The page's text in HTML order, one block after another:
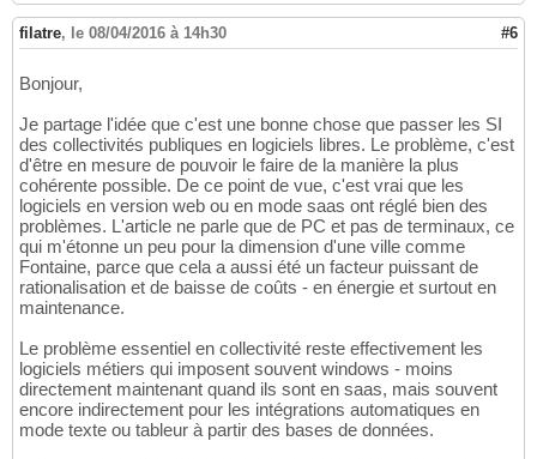
filatre, le 08/04/2016 à 14h30 #6
Bonjour,
Je partage l'idée que c'est une bonne chose que passer les SI
des collectivités publiques en logiciels libres. Le problème, c'est
d'être en mesure de pouvoir le faire de la manière la plus
cohérente possible. De ce point de vue, c'est vrai que les
logiciels en version web ou en mode saas ont réglé bien des
problèmes. L'article ne parle que de PC et pas de terminaux, ce
qui m'étonne un peu pour la dimension d'une ville comme
Fontaine, parce que cela a aussi été un facteur puissant de
rationalisation et de baisse de coûts - en énergie et surtout en
maintenance.
Le problème essentiel en collectivité reste effectivement les
logiciels métiers qui imposent souvent windows - moins
directement maintenant quand ils sont en saas, mais souvent
encore indirectement pour les intégrations automatiques en
mode texte ou tableur à partir des bases de données.